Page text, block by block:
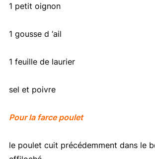
1 petit oignon
1 gousse d ‘ail
1 feuille de laurier
sel et poivre
Pour la farce poulet
le poulet cuit précédemment dans le